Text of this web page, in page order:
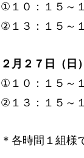
①１０：１５～
②１３：１５～
２月２７日（日）
①１０：１５～
②１３：１５～
＊各時間１組様